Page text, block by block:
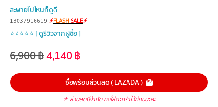
สะพายไปไหนก็ดูดี
13037916619 ⚡FLASHSALE⚡
⭐⭐⭐⭐⭐ [ ดูรีวิวจากผู้ซื้อ ]
6,900฿4,140฿
ซื้อพร้อมส่วนลด ( LAZADA )
📌 ส่วนลดมีจำกัด กดใส่ตะกร้าไว้ก่อนนะคะ